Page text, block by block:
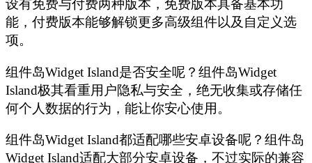
设有免费与付费两种版本，免费版本具备基本功
能，付费版本能够解锁更多高级组件以及自定义选
项。
组件岛Widget Island是否安全呢？组件岛Widget
Island极其看重用户隐私与安全，绝无收集或存储任
何个人数据的行为，能让你安心使用。
组件岛Widget Island都适配哪些安卓设备呢？组件岛
Widget Island适配大部分安卓设备，不过实际的兼容